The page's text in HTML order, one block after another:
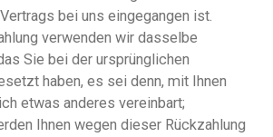
bei uns eingegangen ist.
verwenden wir dasselbe
Sie bei der ursprünglichen
haben, es sei denn, mit Ihnen
etwas anderes vereinbart;
Ihnen wegen dieser Rückzahlung